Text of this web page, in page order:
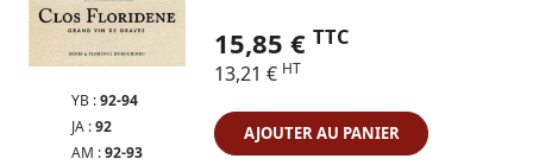
YB :92-94
JA :92
AM :92-93
15,85 € TTC
13,21 € HT
AJOUTER AU PANIER